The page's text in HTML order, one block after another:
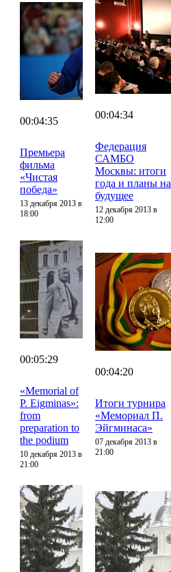
00:04:35
Премьера
фильма
«Чистая
победа»
13 декабря 2013 в
18:00
00:04:34
Федерация
САМБО
Москвы: итоги
года и планы на
будущее
12 декабря 2013 в
12:00
00:05:29
«Memorial of
P. Eigminas»:
from
preparation to
the podium
10 декабря 2013 в
21:00
00:04:20
Итоги турнира
«Мемориал П.
Эйгминаса»
07 декабря 2013 в
21:00